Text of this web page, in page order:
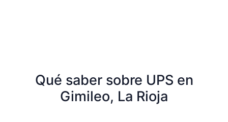
Qué saber sobre UPS en
Gimileo, La Rioja